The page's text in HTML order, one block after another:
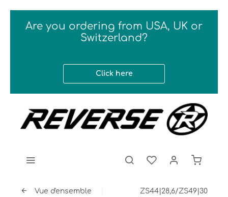
Are you ordering from USA, UK or
Switzerland?
Click here
Vue d'ensemble ZS44|28,6/ZS49|30